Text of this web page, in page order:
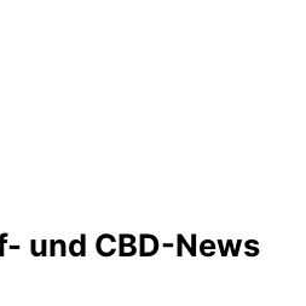
und CBD-News